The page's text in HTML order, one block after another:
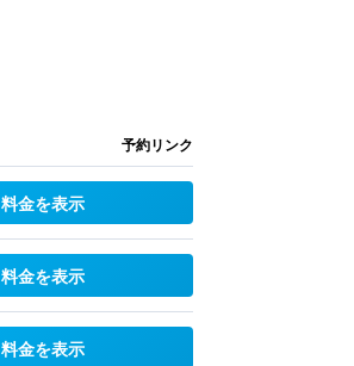
予約リンク
料金を表示
料金を表示
料金を表示